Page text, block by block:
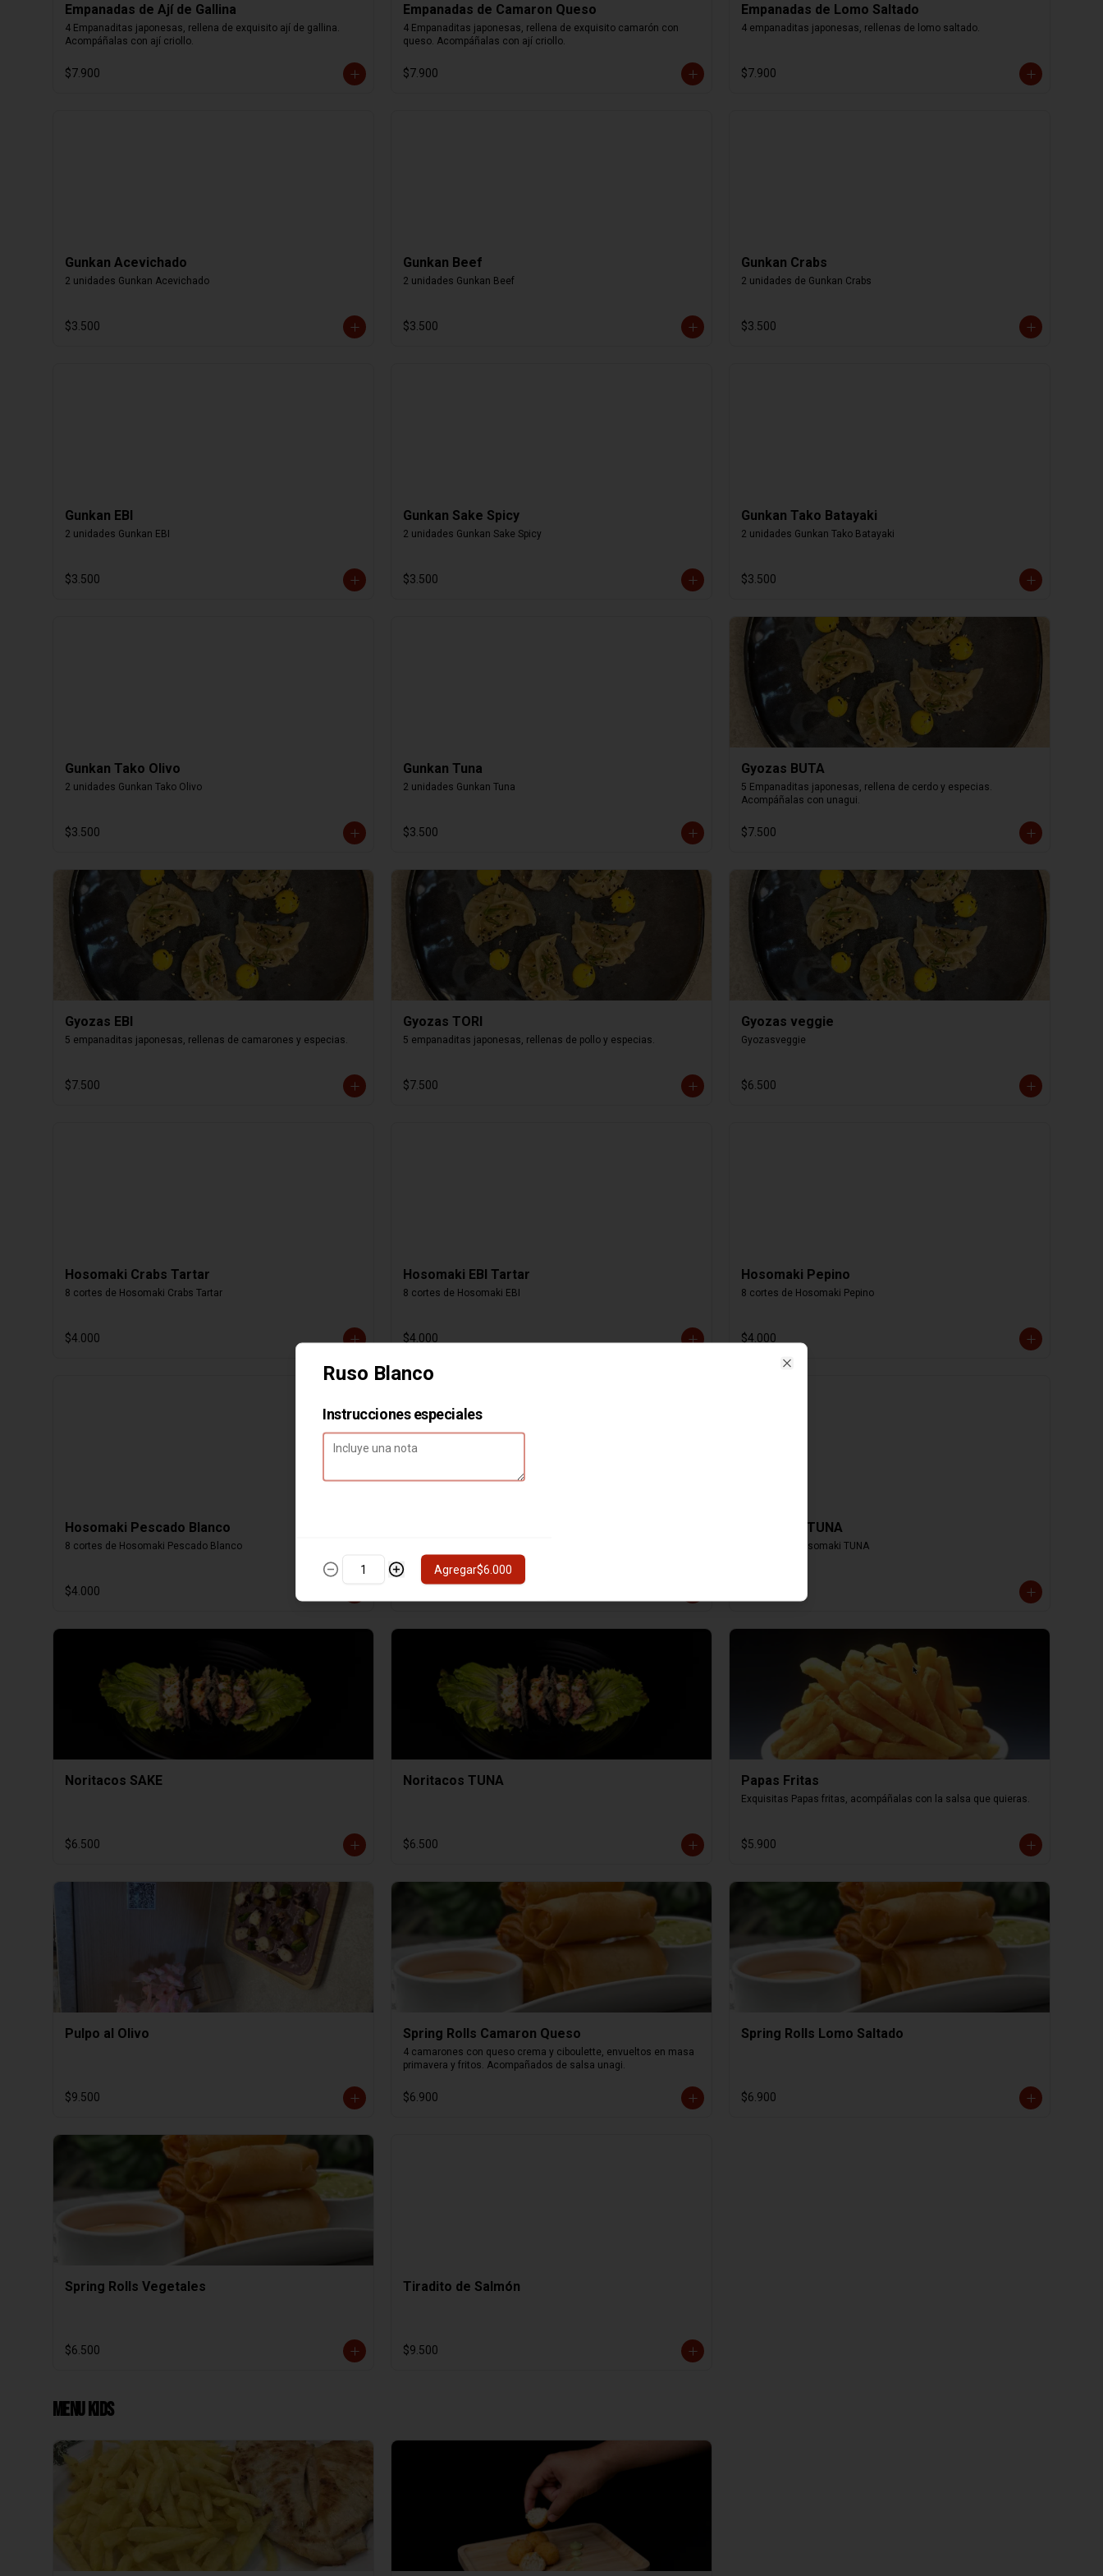
Empanadas de Ají de Gallina
4 Empanaditas japonesas, rellena de exquisito ají de gallina.
Acompáñalas con ají criollo.
$7.900
Empanadas de Camaron Queso
4 Empanaditas japonesas, rellena de exquisito camarón con
queso. Acompáñalas con ají criollo.
$7.900
Empanadas de Lomo Saltado
4 empanaditas japonesas, rellenas de lomo saltado.
$7.900
Gunkan Acevichado
2 unidades Gunkan Acevichado
$3.500
Gunkan Beef
2 unidades Gunkan Beef
$3.500
Gunkan Crabs
2 unidades de Gunkan Crabs
$3.500
Gunkan EBI
2 unidades Gunkan EBI
$3.500
Gunkan Sake Spicy
2 unidades Gunkan Sake Spicy
$3.500
Gunkan Tako Batayaki
2 unidades Gunkan Tako Batayaki
$3.500
Gunkan Tako Olivo
2 unidades Gunkan Tako Olivo
$3.500
Gunkan Tuna
2 unidades Gunkan Tuna
$3.500
Gyozas BUTA
5 Empanaditas japonesas, rellena de cerdo y especias.
Acompáñalas con unagui.
$7.500
Gyozas EBI
5 empanaditas japonesas, rellenas de camarones y especias.
$7.500
Gyozas TORI
5 empanaditas japonesas, rellenas de pollo y especias.
$7.500
Gyozas veggie
Gyozasveggie
$6.500
Hosomaki Crabs Tartar
8 cortes de Hosomaki Crabs Tartar
$4.000
Hosomaki EBI Tartar
8 cortes de Hosomaki EBI
$4.000
Hosomaki Pepino
8 cortes de Hosomaki Pepino
$4.000
Hosomaki Pescado Blanco
8 cortes de Hosomaki Pescado Blanco
$4.000
Hosomaki TUNA
8 cortes de Hosomaki TUNA
Noritacos SAKE
$6.500
Noritacos TUNA
$6.500
Papas Fritas
Exquisitas Papas fritas, acompáñalas con la salsa que quieras.
$5.900
Pulpo al Olivo
$9.500
Spring Rolls Camaron Queso
4 camarones con queso crema y ciboulette, envueltos en masa
primavera y fritos. Acompañados de salsa unagi.
$6.900
Spring Rolls Lomo Saltado
$6.900
Spring Rolls Vegetales
$6.500
Tiradito de Salmón
$9.500
Menu Kids
Ruso Blanco
Instrucciones especiales
Agregar$6.000